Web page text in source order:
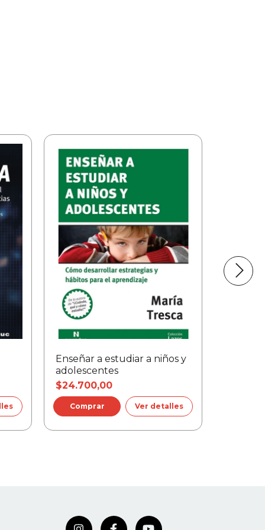
Enseñar a estudiar a niños y
adolescentes
$24.700,00
Ver detalles